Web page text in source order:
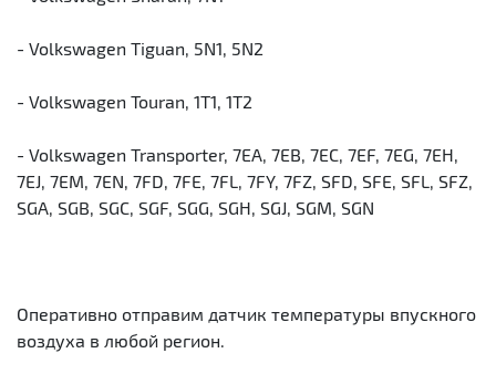
- Volkswagen Tiguan, 5N1, 5N2
- Volkswagen Touran, 1T1, 1T2
- Volkswagen Transporter, 7EA, 7EB, 7EC, 7EF, 7EG, 7EH,
7EJ, 7EM, 7EN, 7FD, 7FE, 7FL, 7FY, 7FZ, SFD, SFE, SFL, SFZ,
SGA, SGB, SGC, SGF, SGG, SGH, SGJ, SGM, SGN
Оперативно отправим датчик температуры впускного
воздуха в любой регион.